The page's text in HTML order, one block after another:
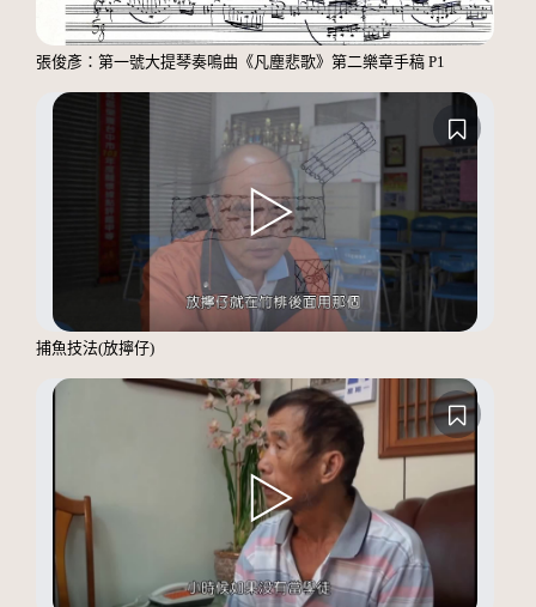
張俊彥：第一號大提琴奏鳴曲《凡塵悲歌》第二樂章手稿 P1
捕魚技法(放擰仔)